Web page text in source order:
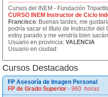
Cursos del INEM - Fundación
CURSO INEM Instructor de Ciclo
Francisco: Buenas tardes, me
podría sacar el título de Instructor del
estoy parado y me vendría bien
Usuario en provincia: VALENCIA
Usuario en ciudad:
Cursos Destacados
FP Asesoría de Imagen Personal
FP de Grado Superior - 960 horas